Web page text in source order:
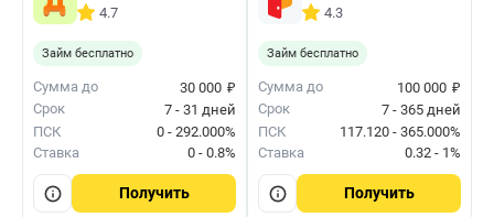
4.7
Займ бесплатно
Сумма до 30 000 ₽
Срок
7 - 31 дней
ПСК
0 - 292.000%
Ставка
0 - 0.8%
Получить
4.3
Займ бесплатно
Сумма до 100 000 ₽
Срок
7 - 365 дней
ПСК
117.120 - 365.000%
Ставка
0.32 - 1%
Получить